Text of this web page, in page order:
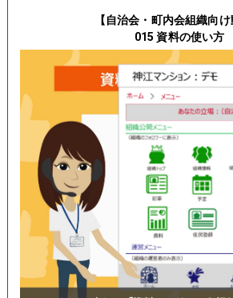
【自治会・町内会組織向け
015 資料の使い方